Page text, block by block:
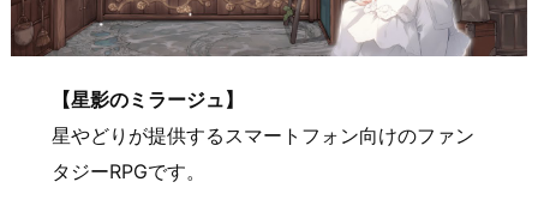
【星影のミラージュ】
星やどりが提供するスマートフォン向けのファン
タジーRPGです。